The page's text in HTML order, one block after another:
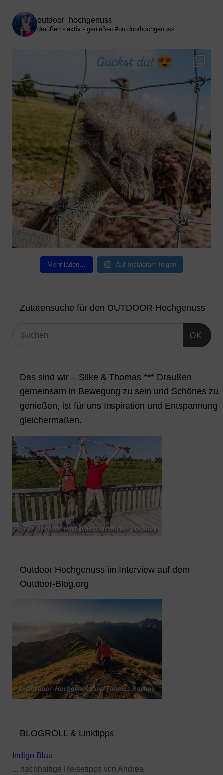
outdoor_hochgenuss
draußen - aktiv - genießen #outdoorhochgenuss
Mehr laden… Auf Instagram folgen
Zutatensuche für den OUTDOOR Hochgenuss
OK
Das sind wir – Silke & Thomas *** Draußen
gemeinsam in Bewegung zu sein und Schönes zu
genießen, ist für uns Inspiration und Entspannung
gleichermaßen.
Outdoor Hochgenuss im Interview auf dem
Outdoor-Blog.org
BLOGROLL & Linktipps
Indigo Blau
... nachhaltige Reisetipps von Andrea.